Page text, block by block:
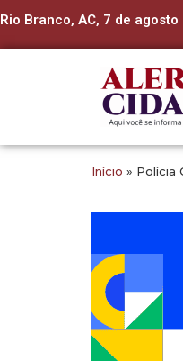
Rio Branco, AC, 7 de
Início » Polícia